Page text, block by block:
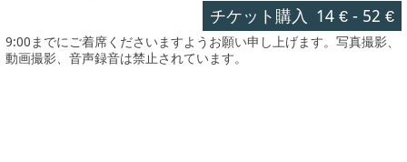
チケット購入 14 €- 52 €
9:00までにご着席くださいますようお願い申し上げます。写真撮影、
動画撮影、音声録音は禁止されています。